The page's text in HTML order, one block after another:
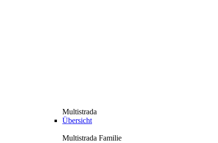
Multistrada
Übersicht
Multistrada Familie